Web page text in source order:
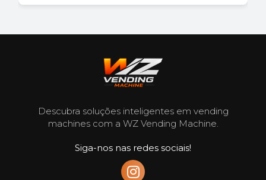
Descubra soluções inteligentes em vending
machines com a WZ Vending Machine.
Siga-nos nas redes sociais!